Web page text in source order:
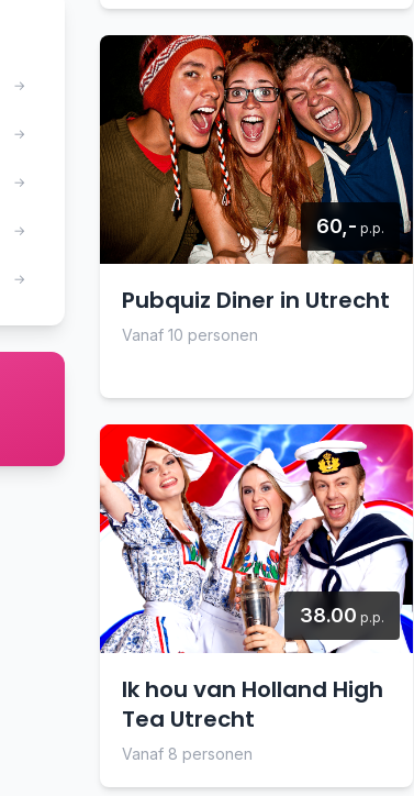
→
→
→
→
→
60,- p.p.
Pubquiz Diner in Utrecht
Vanaf 10 personen
38.00 p.p.
Ik hou van Holland High
Tea Utrecht
Vanaf 8 personen